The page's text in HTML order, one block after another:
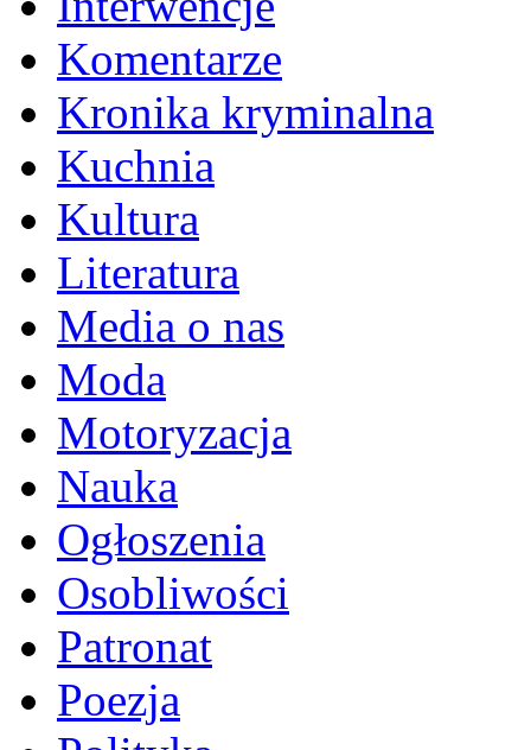
Komentarze
Kronika kryminalna
Kuchnia
Kultura
Literatura
Media o nas
Moda
Motoryzacja
Nauka
Ogłoszenia
Osobliwości
Patronat
Poezja